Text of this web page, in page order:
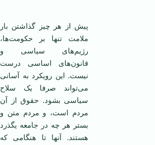
پیش از هر چیز گذاشتن بار
ملامت تنها بر حکومت‌ها،
رژیم‌های سیاسی و
قانون‌های اساسی درست
نیست. این رویکرد به آسانی
می‌تواند صرفا یک سلاح
سیاسی بشود. حقوق از آن
مردم است، و مردم متن و
بستر هر چه در جامعه یگذرد
هستند. آنها تا هنگامی که